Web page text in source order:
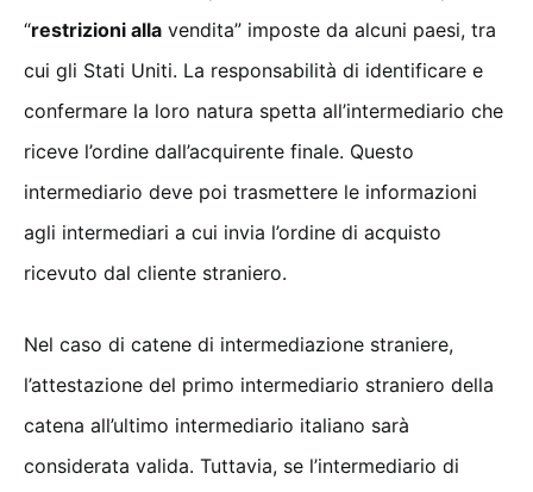
“restrizioni alla vendita” imposte da alcuni paesi, tra
cui gli Stati Uniti. La responsabilità di identificare e
confermare la loro natura spetta all’intermediario che
riceve l’ordine dall’acquirente finale. Questo
intermediario deve poi trasmettere le informazioni
agli intermediari a cui invia l’ordine di acquisto
ricevuto dal cliente straniero.
Nel caso di catene di intermediazione straniere,
l’attestazione del primo intermediario straniero della
catena all’ultimo intermediario italiano sarà
considerata valida. Tuttavia, se l’intermediario di